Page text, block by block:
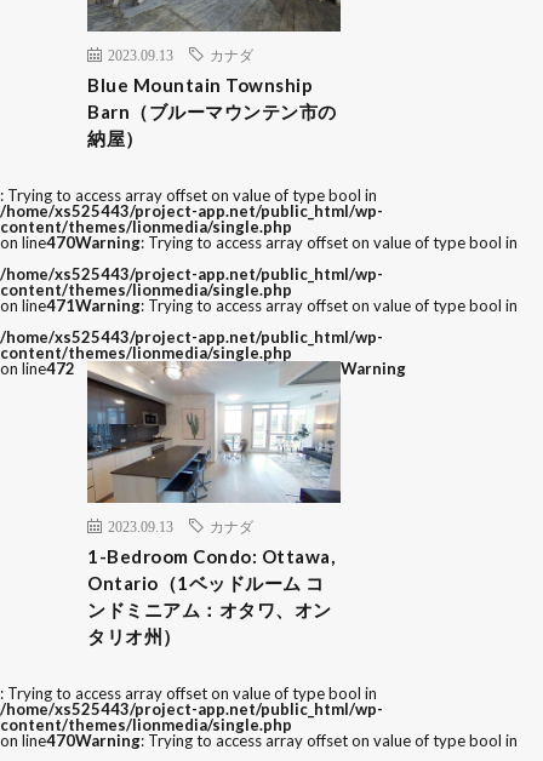
2023.09.13 カナダ
Blue Mountain Township
Barn（ブルーマウンテン市の
納屋）
: Trying to access array offset on value of type bool in
/home/xs525443/project-app.net/public_html/wp-
content/themes/lionmedia/single.php
on line470Warning: Trying to access array offset on value of type bool in
/home/xs525443/project-app.net/public_html/wp-
content/themes/lionmedia/single.php
on line471Warning: Trying to access array offset on value of type bool in
/home/xs525443/project-app.net/public_html/wp-
content/themes/lionmedia/single.php
on line472
2023.09.13 カナダ
1-Bedroom Condo: Ottawa,
Ontario（1ベッドルーム コ
ンドミニアム：オタワ、オン
タリオ州）
Warning
: Trying to access array offset on value of type bool in
/home/xs525443/project-app.net/public_html/wp-
content/themes/lionmedia/single.php
on line470Warning: Trying to access array offset on value of type bool in